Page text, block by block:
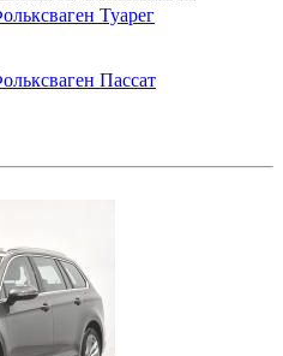
Туарег
Пассат